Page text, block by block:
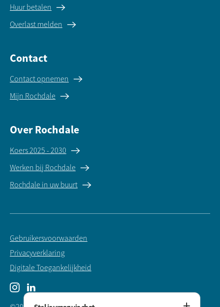
Huur betalen
Overlast melden
Contact
Contact opnemen
Mijn Rochdale
Over Rochdale
Koers 2025 - 2030
Werken bij Rochdale
Rochdale in uw buurt
Gebruikersvoorwaarden
Privacyverklaring
Digitale Toegankelijkheid
InstagramLinkedIn